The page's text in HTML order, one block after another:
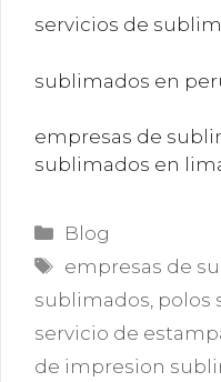
servicios de
sublimados en
empresas de
sublimados en
Categorías
Blog
Etiquetas
empresas de
sublimados, polos
servicio de
de impresion